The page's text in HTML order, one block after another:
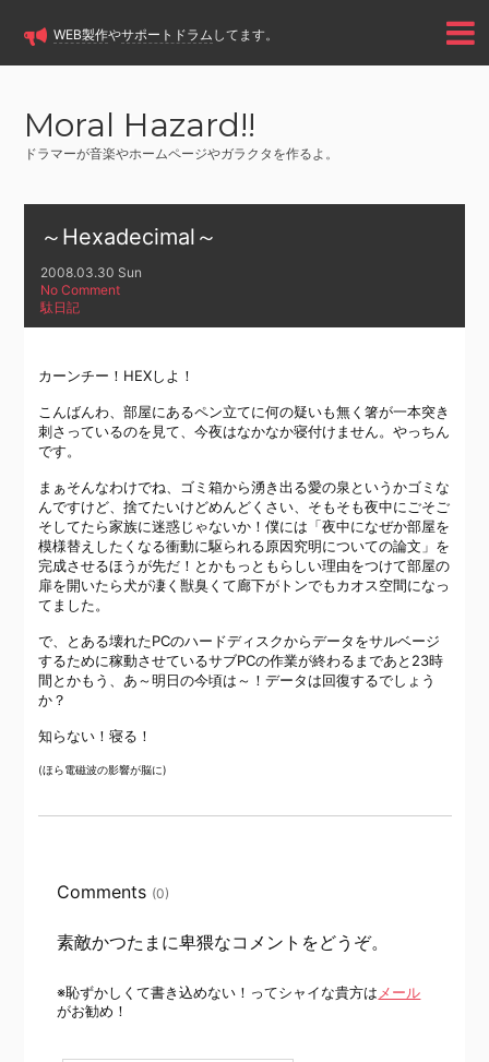
WEB製作やサポートドラム してます。
Moral Hazard!!
ドラマーが音楽やホームページやガラクタを作るよ。
～Hexadecimal～
2008.03.30 Sun
No Comment
駄日記
カーンチー！HEXしよ！
こんばんわ、部屋にあるペン立てに何の疑いも無く箸が一本突き
刺さっているのを見て、今夜はなかなか寝付けません。やっちん
です。
まぁそんなわけでね、ゴミ箱から湧き出る愛の泉というかゴミな
んですけど、捨てたいけどめんどくさい、そもそも夜中にごそご
そしてたら家族に迷惑じゃないか！僕には「夜中になぜか部屋を
模様替えしたくなる衝動に駆られる原因究明についての論文」を
完成させるほうが先だ！とかもっともらしい理由をつけて部屋の
扉を開いたら犬が凄く獣臭くて廊下がトンでもカオス空間になっ
てました。
で、とある壊れたPCのハードディスクからデータをサルベージ
するために稼動させているサブPCの作業が終わるまであと23時
間とかもう、あ～明日の今頃は～！データは回復するでしょう
か？
知らない！寝る！
(ほら電磁波の影響が脳に)
Comments (0)
素敵かつたまに卑猥なコメントをどうぞ。
※恥ずかしくて書き込めない！ってシャイな貴方は メール
がお勧め！